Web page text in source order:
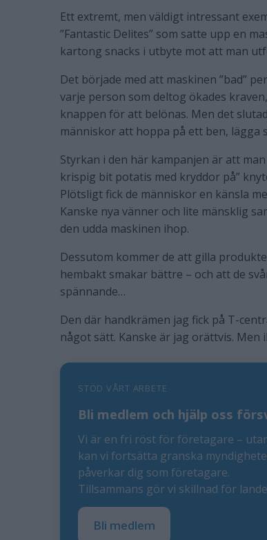
Ett extremt, men väldigt intressant
”Fantastic Delites” som satte upp en
kartong snacks i utbyte mot att man
Det började med att maskinen ”bad”
varje person som deltog ökades
knappen för att belönas. Men det
människor att hoppa på ett ben, lägga
Styrkan i den här kampanjen är att
krispig bit potatis med kryddor på”
Plötsligt fick de människor en känsla
Kanske nya vänner och lite mänsklig
den udda maskinen ihop.
Dessutom kommer de att gilla
hembakt smakar bättre – och att de
spännande…
Den där handkrämen jag fick på T-
något sätt. Kanske är jag orättvis. Men
STÖD VÅRT ARBETE
Bli medlem och hjälp oss
Vi är en fri röst för företagare –
kan vi fortsätta granska
påverkar dig som företagare.
Tillsammans gör vi skillnad för
Bli medlem